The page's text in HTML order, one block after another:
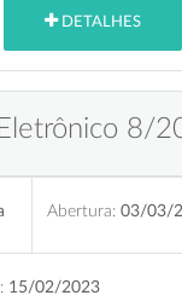
DETALHES
8/
Abertura: 03/03/
15/02/2023